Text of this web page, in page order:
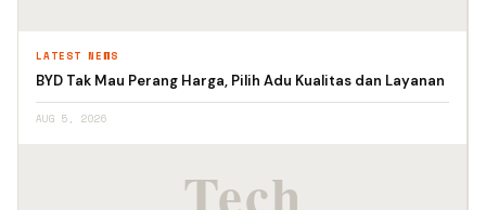
LATEST NEWS
BYD Tak Mau Perang Harga, Pilih Adu Kualitas dan Layanan
AUG 5, 2026